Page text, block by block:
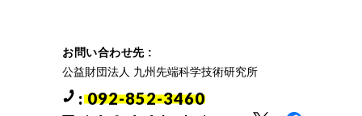
お問い合わせ先 :
公益財団法人 九州先端科学技術研究所
: 092-852-3460